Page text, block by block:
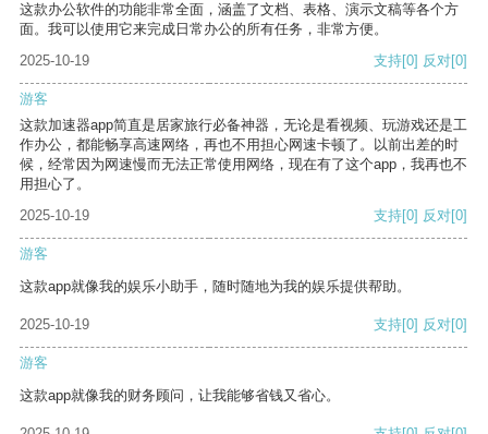
这款办公软件的功能非常全面，涵盖了文档、表格、演示文稿等各个方
面。我可以使用它来完成日常办公的所有任务，非常方便。
2025-10-19
支持[0] 反对[0]
游客
这款加速器app简直是居家旅行必备神器，无论是看视频、玩游戏还是工
作办公，都能畅享高速网络，再也不用担心网速卡顿了。以前出差的时
候，经常因为网速慢而无法正常使用网络，现在有了这个app，我再也不
用担心了。
2025-10-19
支持[0] 反对[0]
游客
这款app就像我的娱乐小助手，随时随地为我的娱乐提供帮助。
2025-10-19 支持[0] 反对[0]
游客
这款app就像我的财务顾问，让我能够省钱又省心。